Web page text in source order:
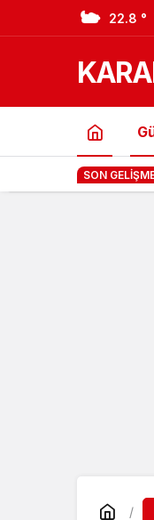
22.8 °
SON